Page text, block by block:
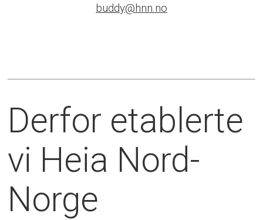
buddy@hnn.no
Derfor etablerte
vi Heia Nord-
Norge